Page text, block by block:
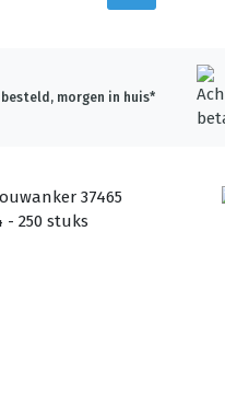
besteld, morgen in huis*